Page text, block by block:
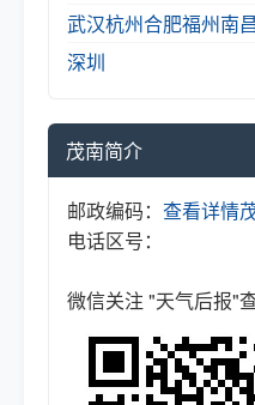
武汉杭州合肥福州南
深圳
茂南简介
邮政编码：
电话区号：
查看详情
微信关注 "天气后报"